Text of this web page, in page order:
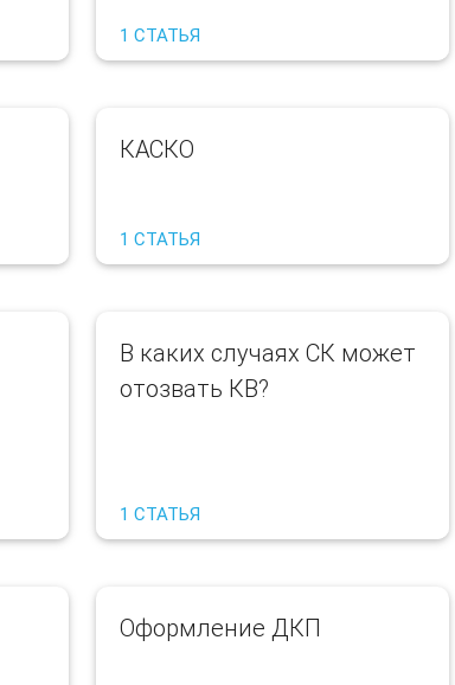
1 СТАТЬЯ
КАСКО
1 СТАТЬЯ
В каких случаях СК может
отозвать КВ?
1 СТАТЬЯ
Оформление ДКП